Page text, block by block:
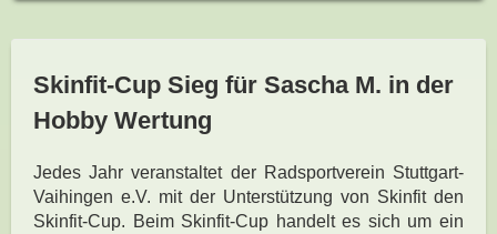
Skinfit-Cup Sieg für Sascha M. in der
Hobby Wertung
Jedes Jahr veranstaltet der Radsportverein Stuttgart-
Vaihingen e.V. mit der Unterstützung von Skinfit den
Skinfit-Cup. Beim Skinfit-Cup handelt es sich um ein